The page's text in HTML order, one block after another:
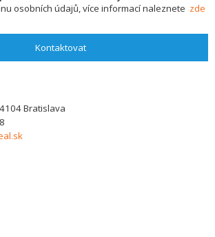
osobních údajů, více informací naleznete zde
Kontaktovat
Bratislava